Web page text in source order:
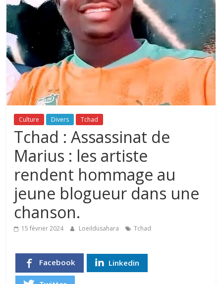
Culture Divers Tchad
Tchad : Assassinat de
Marius : les artiste
rendent hommage au
jeune blogueur dans une
chanson.
15 février 2024 Loeildusahara Tchad
Facebook Linkedin